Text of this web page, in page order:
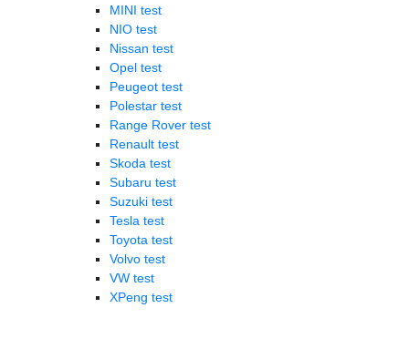
MINI test
NIO test
Nissan test
Opel test
Peugeot test
Polestar test
Range Rover test
Renault test
Skoda test
Subaru test
Suzuki test
Tesla test
Toyota test
Volvo test
VW test
XPeng test